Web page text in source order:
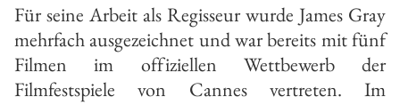
Für seine Arbeit als Regisseur wurde James Gray
mehrfach ausgezeichnet und war bereits mit fünf
Filmen im offiziellen Wettbewerb der
Filmfestspiele von Cannes vertreten. Im